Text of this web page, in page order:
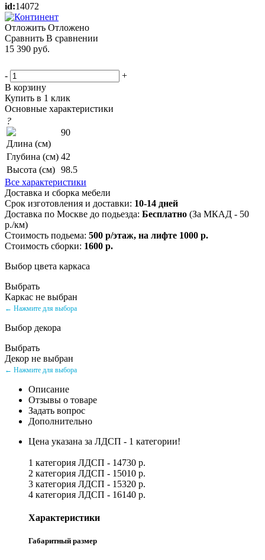
id:14072
Отложить Отложено
Сравнить В сравнении
15 390 руб.
-
+
В корзину
Купить в 1 клик
Основные характеристики
?
Длина (см)
90
Глубина (см) 42
Высота (см) 98.5
Все характеристики
Доставка и сборка мебели
Срок изготовления и доставки: 10-14 дней
Доставка по Москве до подьезда: Бесплатно (За МКАД - 50
р./км)
Стоимость подьема: 500 р/этаж, на лифте 1000 р.
Стоимость сборки: 1600 р.
Выбор цвета каркаса
Выбрать
Каркас не выбран
← Нажмите для выбора
Выбор декора
Выбрать
Декор не выбран
← Нажмите для выбора
Описание
Отзывы о товаре
Задать вопрос
Дополнительно
Цена указана за ЛДСП - 1 категории!
1 категория ЛДСП - 14730 р.
2 категория ЛДСП - 15010 р.
3 категория ЛДСП - 15320 р.
4 категория ЛДСП - 16140 р.
Характеристики
Габаритный размер